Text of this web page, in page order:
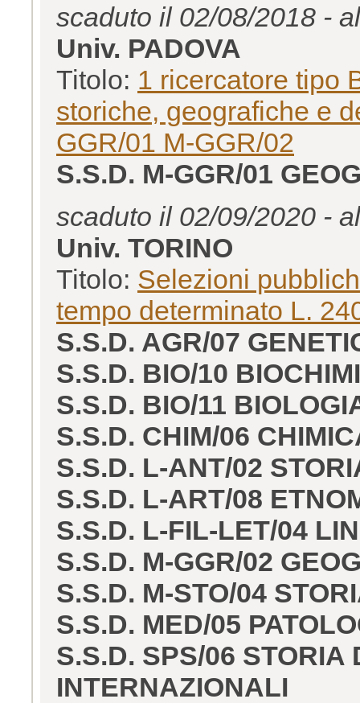
scaduto il 02/08/2018 -
Univ. PADOVA
Titolo: 1 ricercatore tipo
storiche, geografiche e
GGR/01 M-GGR/02
S.S.D. M-GGR/01
scaduto il 02/09/2020 -
Univ. TORINO
Titolo: Selezioni
tempo determinato L.
S.S.D. AGR/07
S.S.D. BIO/10
S.S.D. BIO/11
S.S.D. CHIM/06
S.S.D. L-ANT/02
S.S.D. L-ART/08
S.S.D. L-FIL-LET/04
S.S.D. M-GGR/02
S.S.D. M-STO/04
S.S.D. MED/05
S.S.D. SPS/06
INTERNAZIONALI